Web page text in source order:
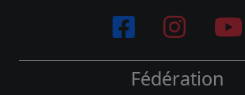
Fédération